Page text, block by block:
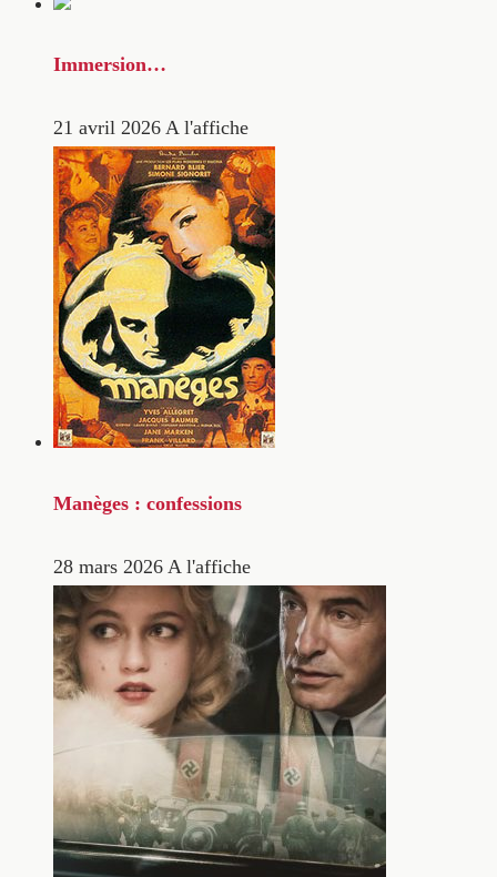
Immersion…
21 avril 2026 A l'affiche
Manèges : confessions
28 mars 2026 A l'affiche